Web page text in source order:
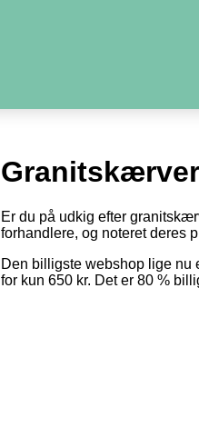
Er du på udkig efter
forhandlere, og noteret deres
Den billigste webshop lige nu
for kun 650 kr. Det er 80 %